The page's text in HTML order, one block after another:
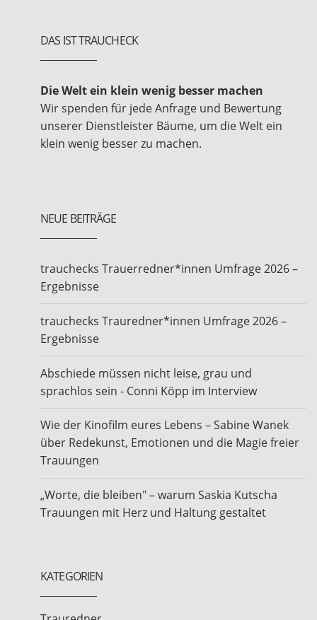
DAS IST TRAUCHECK
Die Welt ein klein wenig besser machen
Wir spenden für jede Anfrage und Bewertung
unserer Dienstleister Bäume, um die Welt ein
klein wenig besser zu machen.
NEUE BEITRÄGE
trauchecks Trauerredner*innen Umfrage 2026 –
Ergebnisse
trauchecks Trauredner*innen Umfrage 2026 –
Ergebnisse
Abschiede müssen nicht leise, grau und
sprachlos sein - Conni Köpp im Interview
Wie der Kinofilm eures Lebens – Sabine Wanek
über Redekunst, Emotionen und die Magie freier
Trauungen
„Worte, die bleiben" – warum Saskia Kutscha
Trauungen mit Herz und Haltung gestaltet
KATEGORIEN